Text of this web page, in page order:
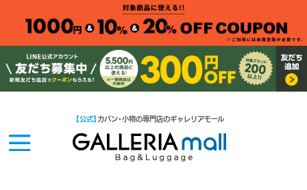
【公式】 カバン・小物の専門店のギャレリアモール